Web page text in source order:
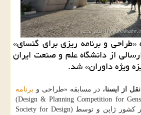
و برنامه ریزی برای گنسای»
از دانشگاه علم و صنعت ایران
ویژه داوران» شد.
از ایسنا، در مسابقه «طراحی و برنامه
ریزی برای گنسای» (Design & Planning Competition for Gensai)
که در ماه می ۲۰۲۰ در کشور ژاپن و توسط (Society for Design